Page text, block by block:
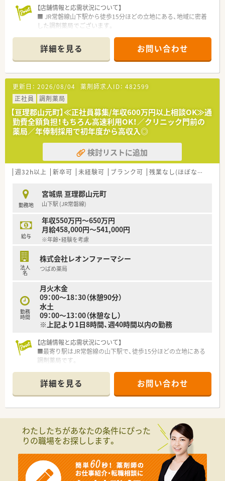
【店舗情報と応需状況について】
■ JR常磐線山下駅から徒歩15分ほどの立地にある、地域に密着
した調剤薬局でございます。
枚の処方箋を取り扱っております。
■ 薬剤師は常勤2名体制、事務員が3名在籍しており、医薬品採用
品目数は1,500品目でございます。
【募集背景と求める人物像について】
■ 急募の案件であり、現在欠員により代表取締役が一人で店舗
を回している状況でございます。
■ 経験豊富な薬剤師の方を優先的に求めており、特に将来的な
右腕候補を歓迎いたします。
■ 年齢は60歳位まで相談可能であり、調剤未経験の方でも応募
可能な求人でございます。
【法人特徴について】
■ 宮城県内に3店舗を展開している地元の調剤薬局で、今後も県
内での新店計画がある成長企業です。
きやすい職場環境の整備に努めています。
■ 女性社員が多く、子育て世代の勤務実績もあるため、お休みを
取りやすい環境が魅力でございます。
詳細を見る お問い合わせ
更新日： 2026/08/04 薬剤師求人ID： 482599
正社員
調剤薬局
【亘理郡山元町】≪正社員募集/年収600万円以上相談OK≫通
勤費全額負担！もちろん高速利用OK！／クリニック門前の
薬局／年俸制採用で初年度から高収入◎
検討リストに追加
週32h以上 新卒可 未経験可 ブランク可 残業なし(ほぼなし含む)
勤務地
宮城県 亘理郡山元町
山下駅 (JR常磐線)
給与
年収550万円～650万円
月給458,000円～541,000円
※年齢・経験を考慮
法人
名
株式会社レオンファーマシー
つばめ薬局
勤務
時間
月火木金
09：00～18：30（休憩90分）
水土
09：00～13：00（休憩なし）
※上記より1日8時間、週40時間以内の勤務
【店舗情報と応需状況について】
■最寄り駅はJR常磐線の山下駅で、徒歩15分ほどの立地にある
調剤薬局です。
科など幅広く対応しています。
■処方箋枚数は1日平均80枚で、採用後は薬剤師2名体制と事務3
名で運営する予定です。
■宮城県内に3店舗の調剤薬局を展開し、仙台を中心に新規出店
も計画中の成長企業です。
■代表自身も薬剤師として現場に立ち、スタッフが働きやすい職
■女性社員や子育て世代のスタッフが多く在籍しており、お互い
に協力し合う風土が根付いています。
詳細を見る お問い合わせ
わたしたちがあなたの条件にぴった
りの職場をお探しします。